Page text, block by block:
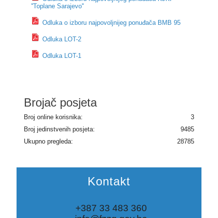
''Toplane Sarajevo''
Odluka o izboru najpovoljnijeg ponuđača BMB 95
Odluka LOT-2
Odluka LOT-1
Brojač posjeta
Broj online korisnika:
3
Broj jedinstvenih posjeta:
9485
Ukupno pregleda:
28785
Kontakt
+387 33 483 360